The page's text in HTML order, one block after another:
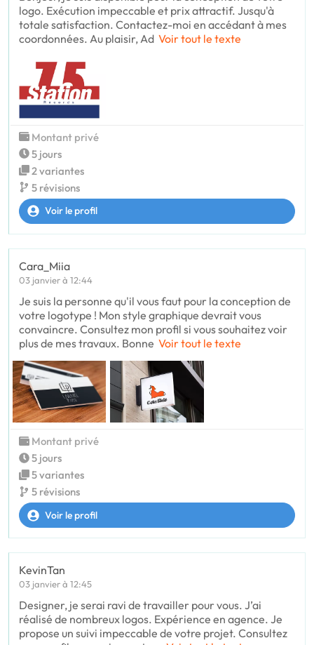
logo. Exécution impeccable et prix attractif. Jusqu'à
totale satisfaction. Contactez-moi en accédant à mes
coordonnées. Au plaisir, Ad Voir tout le texte
Montant privé
5 jours
2 variantes
5 révisions
Voir le profil
Cara_Miia
03 janvier à 12:44
Je suis la personne qu'il vous faut pour la conception de
votre logotype ! Mon style graphique devrait vous
convaincre. Consultez mon profil si vous souhaitez voir
plus de mes travaux. Bonne Voir tout le texte
Montant privé
5 jours
5 variantes
5 révisions
Voir le profil
KevinTan
03 janvier à 12:45
Designer, je serai ravi de travailler pour vous. J’ai
réalisé de nombreux logos. Expérience en agence. Je
propose un suivi impeccable de votre projet. Consultez